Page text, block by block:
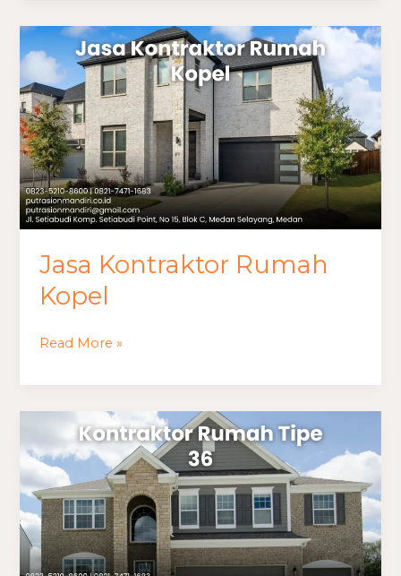
Jasa Kontraktor Rumah
Kopel
Jasa
Kontraktor
Rumah
Kopel
Read More »
Kontraktor
Rumah
Mewah
Medan